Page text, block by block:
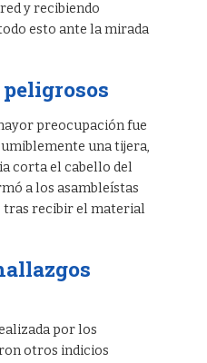
y recibiendo
esto ante la mirada
preocupación fue
una tijera,
corta el cabello del
a los asambleístas
tras recibir el material
por los
otros indicios